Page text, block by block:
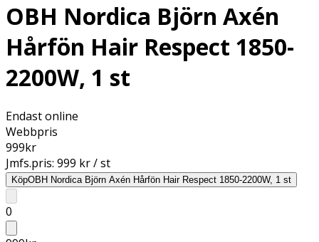
OBH Nordica Björn Axén
Hårfön Hair Respect 1850-
2200W, 1 st
Endast online
Webbpris
999kr
Jmfs.pris: 999 kr / st
KöpOBH Nordica Björn Axén Hårfön Hair Respect 1850-2200W, 1 st
0